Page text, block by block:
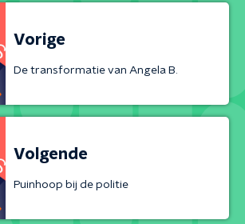
Vorige
De transformatie van Angela B.
Volgende
Puinhoop bij de politie